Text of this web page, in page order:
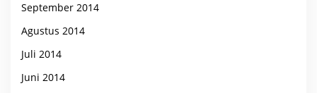
September 2014
Agustus 2014
Juli 2014
Juni 2014